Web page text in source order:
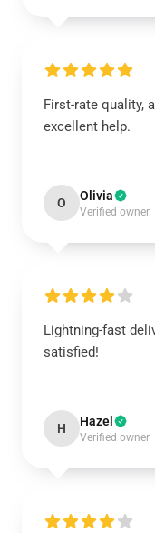
First-rate quality,
excellent help.
O Olivia
Verified owner
Lightning-fast
satisfied!
H Hazel
Verified owner